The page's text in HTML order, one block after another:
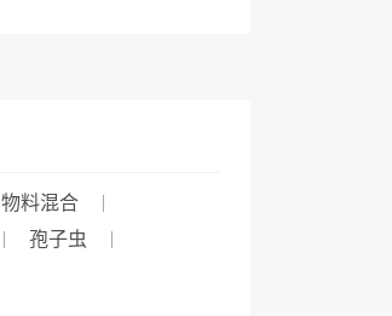
物料混合
孢子虫